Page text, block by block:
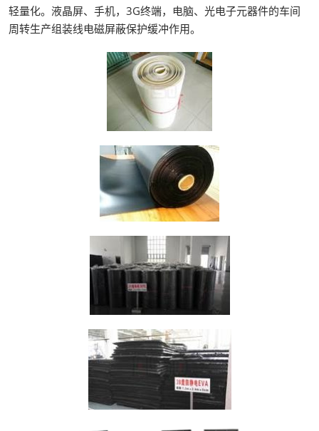
轻量化。液晶屏、手机，3G终端，电脑、光电子元器件的车间
周转生产组装线电磁屏蔽保护缓冲作用。